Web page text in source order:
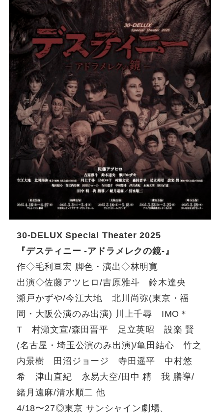
30-DELUX Special Theater 2025
『デスティニー -アドラメレクの鏡-』
作◇毛利亘宏 脚色・演出◇林明寛
出演◇佐藤アツヒロ/吉原雅斗 鈴木達央
瀬戸かずや/今江大地 北川尚弥(東京・福
岡・大阪公演のみ出演) 川上千尋 IMO＊
T 村瀬文宣/森田晋平 足立英昭 設楽 賢
(名古屋・埼玉公演のみ出演)/亀田結心 竹之
内景樹 田沼ジョージ 寺田遥平 中村悠
希 津山直紀 永易大空/田中 精 我 膳導/
緒月遠麻/清水順二 他
4/18〜27◎東京 サンシャイン劇場、